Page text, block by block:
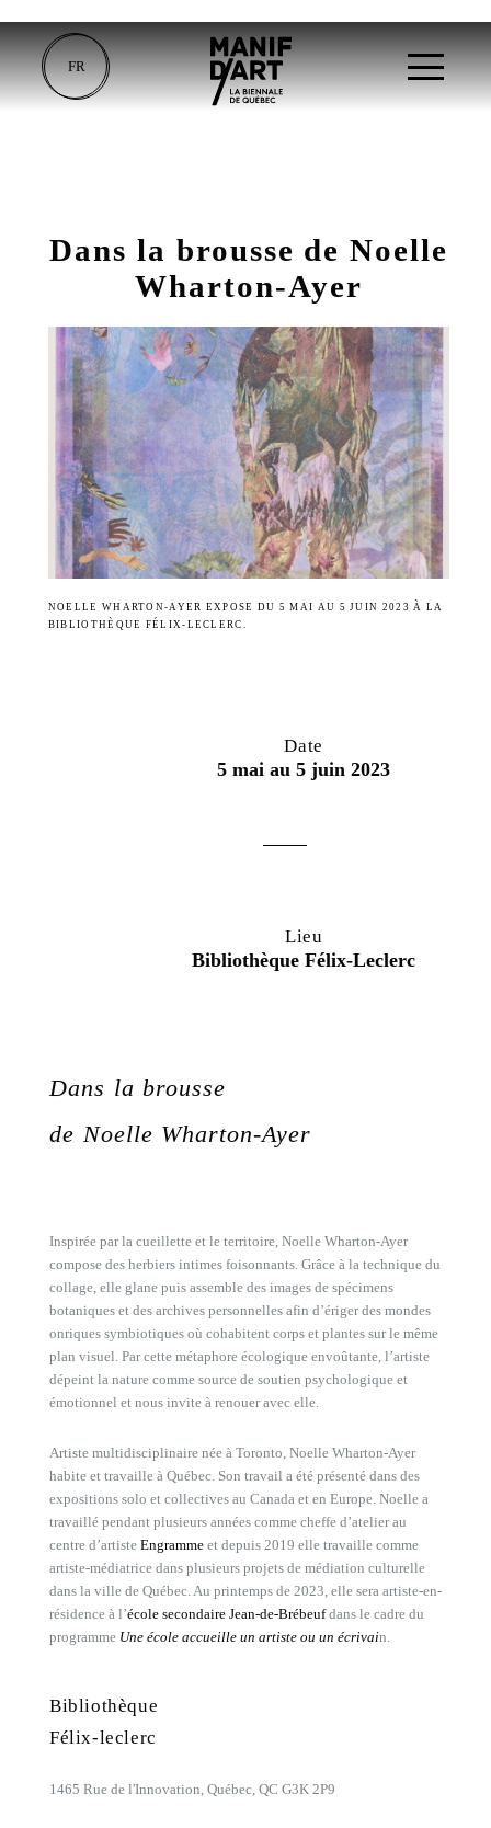
FR
Dans la brousse de Noelle
Wharton-Ayer
NOELLE WHARTON-AYER EXPOSE DU 5 MAI AU 5 JUIN 2023 À LA
BIBLIOTHÈQUE FÉLIX-LECLERC.
Date
5 mai au 5 juin 2023
Lieu
Bibliothèque Félix-Leclerc
Dans la brousse
de Noelle Wharton-Ayer
Inspirée par la cueillette et le territoire, Noelle Wharton-Ayer
compose des herbiers intimes foisonnants. Grâce à la technique du
collage, elle glane puis assemble des images de spécimens
botaniques et des archives personnelles afin d’ériger des mondes
onriques symbiotiques où cohabitent corps et plantes sur le même
plan visuel. Par cette métaphore écologique envoûtante, l’artiste
dépeint la nature comme source de soutien psychologique et
émotionnel et nous invite à renouer avec elle.
Artiste multidisciplinaire née à Toronto, Noelle Wharton-Ayer
habite et travaille à Québec. Son travail a été présenté dans des
expositions solo et collectives au Canada et en Europe. Noelle a
travaillé pendant plusieurs années comme cheffe d’atelier au
centre d’artiste Engramme et depuis 2019 elle travaille comme
artiste-médiatrice dans plusieurs projets de médiation culturelle
dans la ville de Québec. Au printemps de 2023, elle sera artiste-en-
résidence à l’école secondaire Jean-de-Brébeufdans le cadre du
programme Une école accueille un artiste ou un écrivain.
Bibliothèque
Félix-leclerc
1465 Rue de l'Innovation, Québec, QC G3K 2P9